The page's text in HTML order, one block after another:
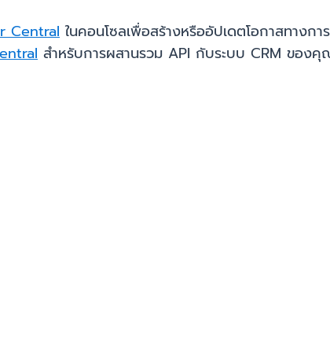
Central ในคอนโซลเพื่อสร้างหรืออัปเดตโอกาสทางก
สำหรับการผสานรวม API กับระบบ CRM ของ